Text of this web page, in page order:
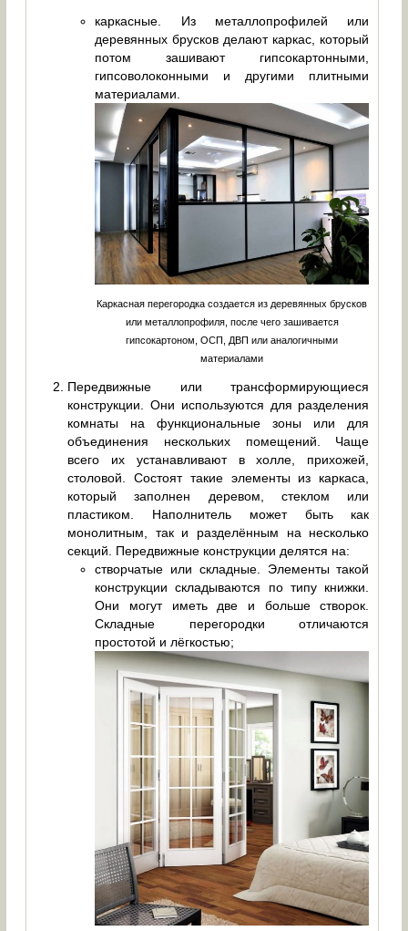
каркасные. Из металлопрофилей или
деревянных брусков делают каркас, который
потом зашивают гипсокартонными,
гипсоволоконными и другими плитными
материалами.
Каркасная перегородка создается из деревянных брусков
или металлопрофиля, после чего зашивается
гипсокартоном, ОСП, ДВП или аналогичными
материалами
Передвижные или трансформирующиеся
конструкции. Они используются для разделения
комнаты на функциональные зоны или для
объединения нескольких помещений. Чаще
всего их устанавливают в холле, прихожей,
столовой. Состоят такие элементы из каркаса,
который заполнен деревом, стеклом или
пластиком. Наполнитель может быть как
монолитным, так и разделённым на несколько
секций. Передвижные конструкции делятся на:
створчатые или складные. Элементы такой
конструкции складываются по типу книжки.
Они могут иметь две и больше створок.
Складные перегородки отличаются
простотой и лёгкостью;